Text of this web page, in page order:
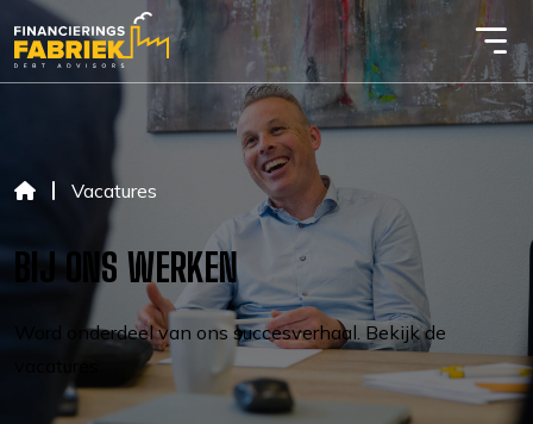
Vacatures
BIJ ONS WERKEN
Word onderdeel van ons succesverhaal. Bekijk de